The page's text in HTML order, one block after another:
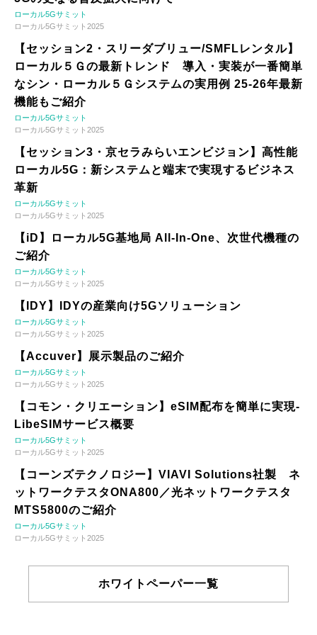
ローカル5Gサミット
ローカル5Gサミット2025
【セッション2・スリーダブリュー/SMFLレンタル】
ローカル５Ｇの最新トレンド 導入・実装が一番簡単
なシン・ローカル５Ｇシステムの実用例 25-26年最新
機能もご紹介
ローカル5Gサミット
ローカル5Gサミット2025
【セッション3・京セラみらいエンビジョン】高性能
ローカル5G：新システムと端末で実現するビジネス
革新
ローカル5Gサミット
ローカル5Gサミット2025
【iD】ローカル5G基地局 All-In-One、次世代機種の
ご紹介
ローカル5Gサミット
ローカル5Gサミット2025
【IDY】IDYの産業向け5Gソリューション
ローカル5Gサミット
ローカル5Gサミット2025
【Accuver】展示製品のご紹介
ローカル5Gサミット
ローカル5Gサミット2025
【コモン・クリエーション】eSIM配布を簡単に実現-
LibeSIMサービス概要
ローカル5Gサミット
ローカル5Gサミット2025
【コーンズテクノロジー】VIAVI Solutions社製 ネ
ットワークテスタONA800／光ネットワークテスタ
MTS5800のご紹介
ローカル5Gサミット
ローカル5Gサミット2025
ホワイトペーパー一覧